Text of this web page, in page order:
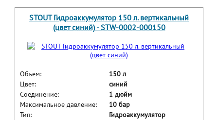
STOUT Гидроаккумулятор 150 л. вертикальный
(цвет синий) - STW-0002-000150
Объем:
150 л
Цвет:
синий
Соединение:
1 дюйм
Максимальное давление:
10 бар
Тип:
Гидроаккумулятор